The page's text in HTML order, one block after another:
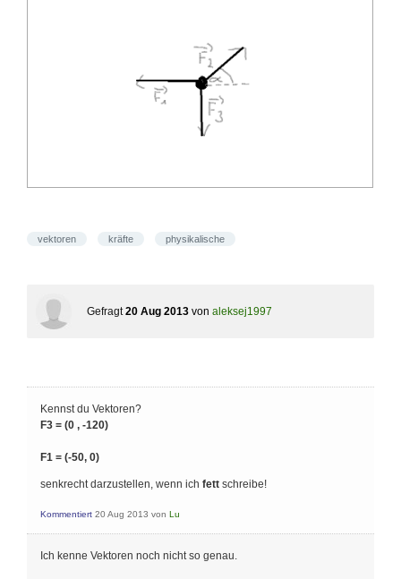
vektoren kräfte physikalische
Gefragt 20 Aug 2013 von aleksej1997
Kennst du Vektoren?
F3 = (0 , -120)
F1 = (-50, 0)
senkrecht darzustellen, wenn ich fett schreibe!
Kommentiert 20 Aug 2013 von Lu
Ich kenne Vektoren noch nicht so genau.